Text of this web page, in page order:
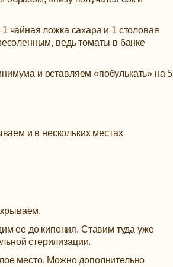
чайная ложка сахара и 1 столовая
ведь томаты в банке
и оставляем «побулькать» на 5
и в нескольких местах
ее до кипения. Ставим туда уже
стерилизации.
место. Можно дополнительно